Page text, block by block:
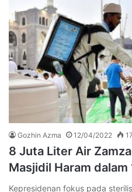
Gozhin Azma 12/04/2022
8 Juta Liter Air
Masjidil Haram dalam
Kepresidenan fokus pada